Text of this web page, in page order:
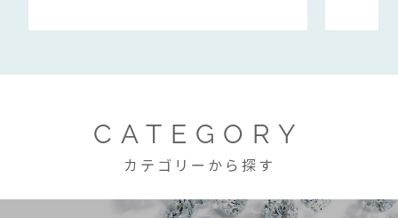
CATEGORY
カテゴリーから探す